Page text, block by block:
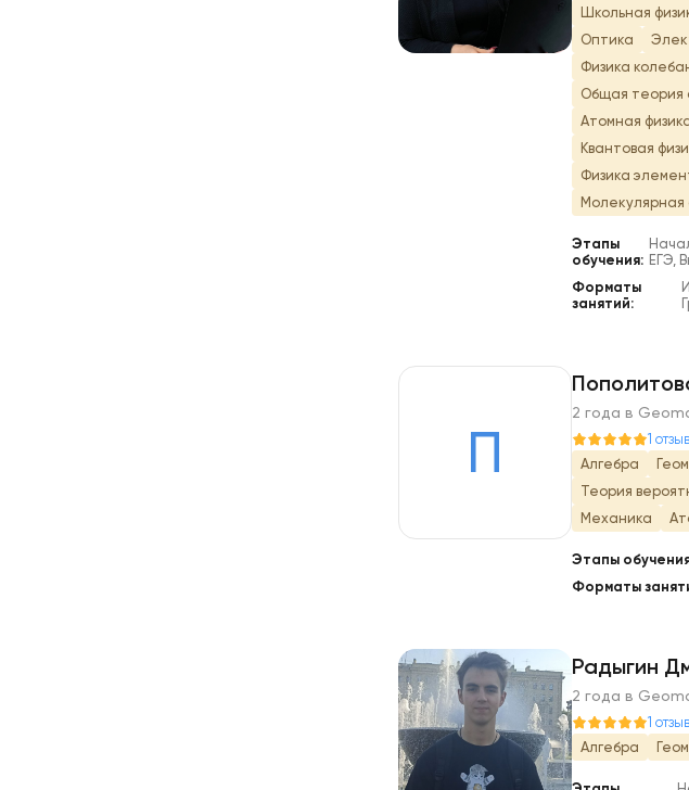
Школьная
Оптика
Физика
Общая теория
Атомная
Квантовая
Физика
Молекулярная
Этапы
обучения: ЕГЭ,
Форматы
занятий:
П
2 года в
1 отзыв
Алгебра
Теория
Механика
Этапы
Форматы
Р
Радыгин
2 года в
1 отзыв
Алгебра